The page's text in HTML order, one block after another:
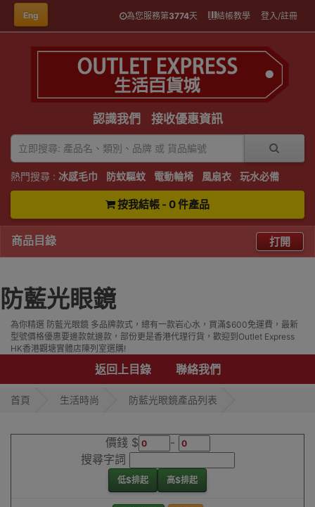
Eng 為您服務第3774天 結帳教學 登入/註冊
認識我們 接收優惠資訊
熱門搜尋 : 冰感毛巾 防蚊驅蚊 電動輪椅 風扇衣 玩水必備
按我結帳 - 0 件產品
商品目錄 打開
防藍光眼鏡
為你精選 防藍光眼鏡 多品牌款式，總有一款岩心水，買滿$600免運費，最新
型號價格優惠要邊款就邊款，部份更是香港代理行貨，歡迎到Outlet Express
HK香港觀塘實體店陳列室選購!
返回上目錄 聯絡我們
首頁 生活時尚 防藍光眼鏡產品列表
價錢 $
-
搜尋字詞
低$排起 高$排起